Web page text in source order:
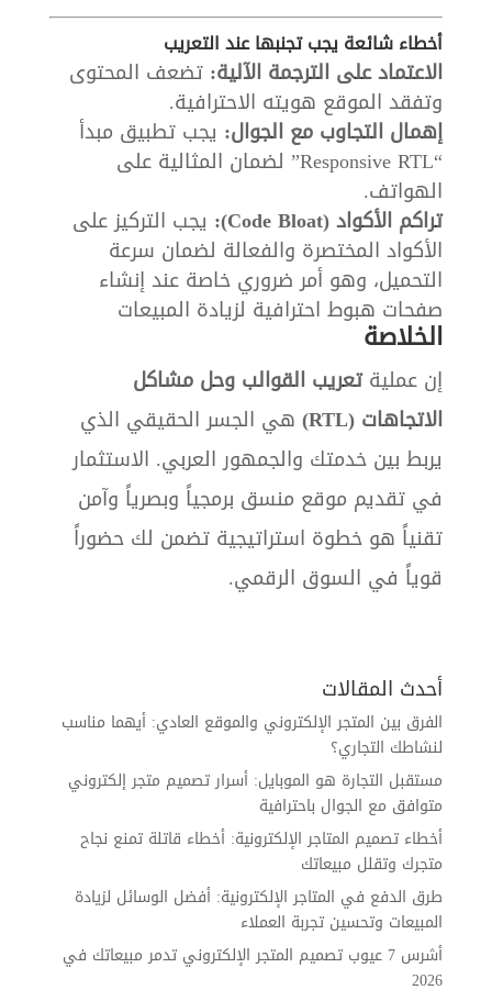
أخطاء شائعة يجب تجنبها عند التعريب
الاعتماد على الترجمة الآلية: تضعف المحتوى
وتفقد الموقع هويته الاحترافية.
إهمال التجاوب مع الجوال: يجب تطبيق مبدأ
“Responsive RTL” لضمان المثالية على
الهواتف.
تراكم الأكواد (Code Bloat): يجب التركيز على
الأكواد المختصرة والفعالة لضمان سرعة
التحميل، وهو أمر ضروري خاصة عند إنشاء
صفحات هبوط احترافية لزيادة المبيعات
الخلاصة
إن عمليةتعريب القوالب وحل مشاكل
الاتجاهات (RTL)
هي الجسر الحقيقي الذي
يربط بين خدمتك والجمهور العربي. الاستثمار
في تقديم موقع منسق برمجياً وبصرياً وآمن
تقنياً هو خطوة استراتيجية تضمن لك حضوراً
قوياً في السوق الرقمي.
أحدث المقالات
الفرق بين المتجر الإلكتروني والموقع العادي: أيهما مناسب
لنشاطك التجاري؟
مستقبل التجارة هو الموبايل: أسرار تصميم متجر إلكتروني
متوافق مع الجوال باحترافية
أخطاء تصميم المتاجر الإلكترونية: أخطاء قاتلة تمنع نجاح
متجرك وتقلل مبيعاتك
طرق الدفع في المتاجر الإلكترونية: أفضل الوسائل لزيادة
المبيعات وتحسين تجربة العملاء
أشرس 7 عيوب تصميم المتجر الإلكتروني تدمر مبيعاتك في
2026